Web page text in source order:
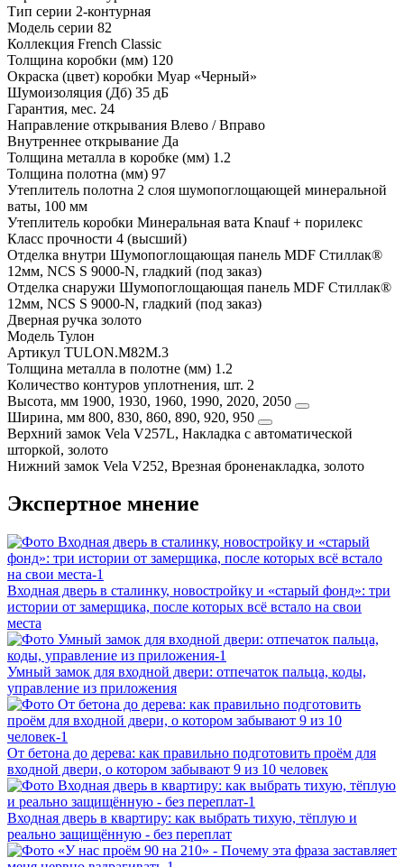
Тип серии 2-контурная
Модель серии 82
Коллекция French Classic
Толщина коробки (мм) 120
Окраска (цвет) коробки Муар «Черный»
Шумоизоляция (Дб) 35 дБ
Гарантия, мес. 24
Направление открывания Влево / Вправо
Внутреннее открывание Да
Толщина металла в коробке (мм) 1.2
Толщина полотна (мм) 97
Утеплитель полотна 2 слоя шумопоглощающей минеральной
ваты, 100 мм
Утеплитель коробки Минеральная вата Knauf + порилекс
Класс прочности 4 (высший)
Отделка внутри Шумопоглощающая панель MDF Стиллак®
12мм, NCS S 9000-N, гладкий (под заказ)
Отделка снаружи Шумопоглощающая панель MDF Стиллак®
12мм, NCS S 9000-N, гладкий (под заказ)
Дверная ручка золото
Модель Тулон
Артикул TULON.M82M.3
Толщина металла в полотне (мм) 1.2
Количество контуров уплотнения, шт. 2
Высота, мм 1900, 1930, 1960, 1990, 2020, 2050
Ширина, мм 800, 830, 860, 890, 920, 950
Верхний замок Vela V257L, Накладка с автоматической
шторкой, золото
Нижний замок Vela V252, Врезная броненакладка, золото
Экспертное мнение
Входная дверь в сталинку, новостройку и «старый фонд»: три
истории от замерщика, после которых всё встало на свои
места
Умный замок для входной двери: отпечаток пальца, коды,
управление из приложения
От бетона до дерева: как правильно подготовить проём для
входной двери, о котором забывают 9 из 10 человек
Входная дверь в квартиру: как выбрать тихую, тёплую и
реально защищённую - без переплат